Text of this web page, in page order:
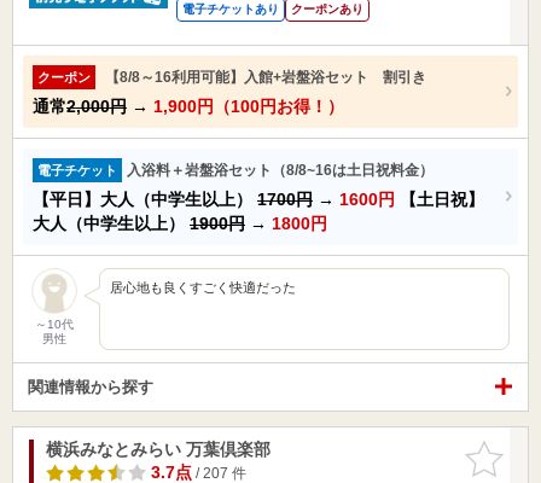
電子チケットあり クーポンあり
クーポン 【8/8～16利用可能】入館+岩盤浴セット 割引き
通常2,000円 → 1,900円（100円お得！）
電子チケット 入浴料＋岩盤浴セット（8/8~16は土日祝料金）
【平日】大人（中学生以上） 1700円 → 1600円
【土日祝】
大人（中学生以上） 1900円 → 1800円
～10代
男性
居心地も良くすごく快適だった
関連情報から探す
お気に入
りに追加
横浜みなとみらい 万葉倶楽部
3.7点/ 207 件